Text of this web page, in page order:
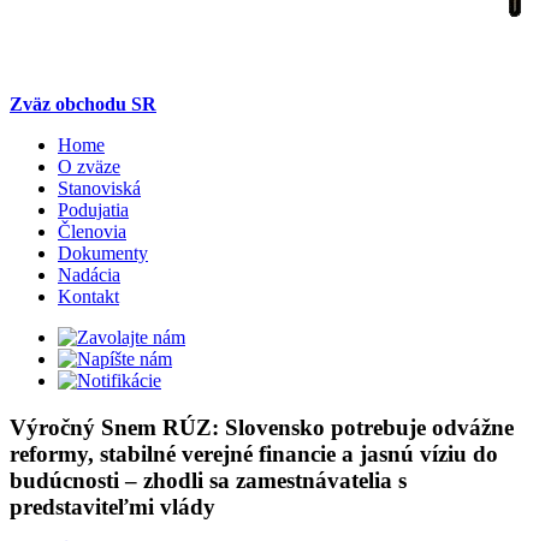
Zväz obchodu SR
Home
O zväze
Stanoviská
Podujatia
Členovia
Dokumenty
Nadácia
Kontakt
Výročný Snem RÚZ: Slovensko potrebuje odvážne
reformy, stabilné verejné financie a jasnú víziu do
budúcnosti – zhodli sa zamestnávatelia s
predstaviteľmi vlády